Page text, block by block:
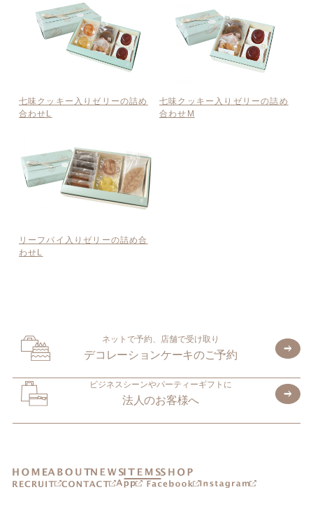
七味クッキー入りゼリーの詰め
合わせL
七味クッキー入りゼリーの詰め
合わせM
リーフパイ入りゼリーの詰め合
わせL
ネットで予約、店舗で受け取り
デコレーションケーキのご予約
ビジネスシーンやパーティーギフトに
法人のお客様へ